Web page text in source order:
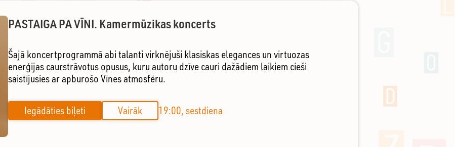
PASTAIGA PA VĪNI. Kamermūzikas koncerts
Šajā koncertprogrammā abi talanti virknējuši klasiskas elegances un virtuozas
enerģijas caurstrāvotus opusus, kuru autoru dzīve cauri dažādiem laikiem cieši
saistījusies ar apburošo Vīnes atmosfēru.
Iegādāties biļeti Vairāk 19:00, sestdiena